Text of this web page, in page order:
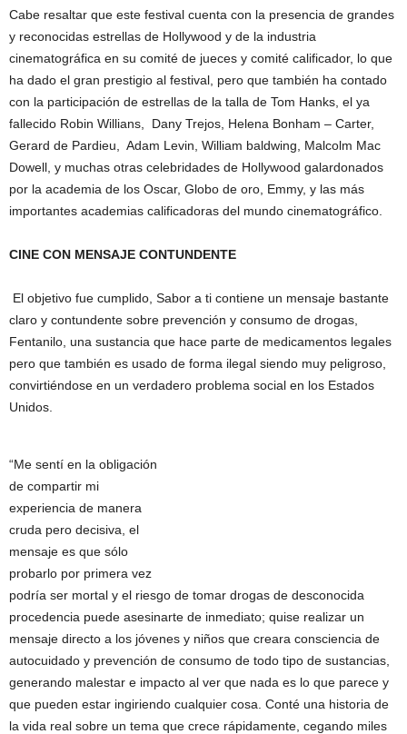
Cabe resaltar que este festival cuenta con la presencia de grandes
y reconocidas estrellas de Hollywood y de la industria
cinematográfica en su comité de jueces y comité calificador, lo que
ha dado el gran prestigio al festival, pero que también ha contado
con la participación de estrellas de la talla de Tom Hanks, el ya
fallecido Robin Willians, Dany Trejos, Helena Bonham – Carter,
Gerard de Pardieu, Adam Levin, William baldwing, Malcolm Mac
Dowell, y muchas otras celebridades de Hollywood galardonados
por la academia de los Oscar, Globo de oro, Emmy, y las más
importantes academias calificadoras del mundo cinematográfico.
CINE CON MENSAJE CONTUNDENTE
El objetivo fue cumplido, Sabor a ti contiene un mensaje bastante
claro y contundente sobre prevención y consumo de drogas,
Fentanilo, una sustancia que hace parte de medicamentos legales
pero que también es usado de forma ilegal siendo muy peligroso,
convirtiéndose en un verdadero problema social en los Estados
Unidos.
“Me sentí en la obligación
de compartir mi
experiencia de manera
cruda pero decisiva, el
mensaje es que sólo
probarlo por primera vez
podría ser mortal y el riesgo de tomar drogas de desconocida
procedencia puede asesinarte de inmediato; quise realizar un
mensaje directo a los jóvenes y niños que creara consciencia de
autocuidado y prevención de consumo de todo tipo de sustancias,
generando malestar e impacto al ver que nada es lo que parece y
que pueden estar ingiriendo cualquier cosa. Conté una historia de
la vida real sobre un tema que crece rápidamente, cegando miles